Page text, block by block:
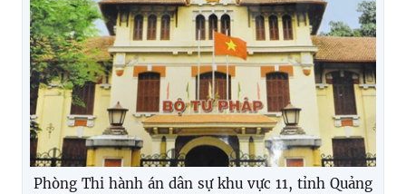
Phòng Thi hành án dân sự khu vực 11, tỉnh Quảng